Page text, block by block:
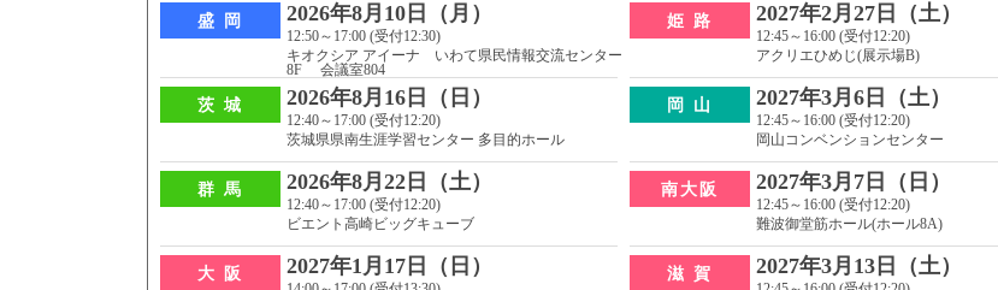
盛 岡 2026年8月10日（月）
12:50～17:00 (受付12:30)
キオクシア アイーナ いわて県民情報交流センター
8F 会議室804
茨 城 2026年8月16日（日）
12:40～17:00 (受付12:20)
茨城県県南生涯学習センター 多目的ホール
群 馬 2026年8月22日（土）
12:40～17:00 (受付12:20)
ビエント高崎ビッグキューブ
大 阪 2027年1月17日（日）
姫 路 2027年2月27日（土）
12:45～16:00 (受付12:20)
アクリエひめじ(展示場B)
岡 山 2027年3月6日（土）
12:45～16:00 (受付12:20)
岡山コンベンションセンター
南大阪 2027年3月7日（日）
12:45～16:00 (受付12:20)
難波御堂筋ホール(ホール8A)
滋 賀 2027年3月13日（土）